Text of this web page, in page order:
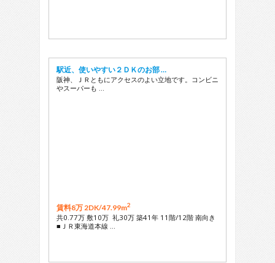
駅近、使いやすい２ＤＫのお部 …
阪神、ＪＲともにアクセスのよい立地です。コンビニ
やスーパーも …
賃料8万 2DK/47.99m2
共0.77万 敷10万 礼30万 築41年 11階/12階 南向き
■ＪＲ東海道本線 …